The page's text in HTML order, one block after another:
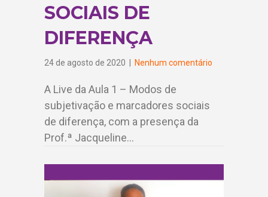
SOCIAIS DE
DIFERENÇA
24 de agosto de 2020 Nenhum comentário
A Live da Aula 1 – Modos de
subjetivação e marcadores sociais
de diferença, com a presença da
Prof.ª Jacqueline…